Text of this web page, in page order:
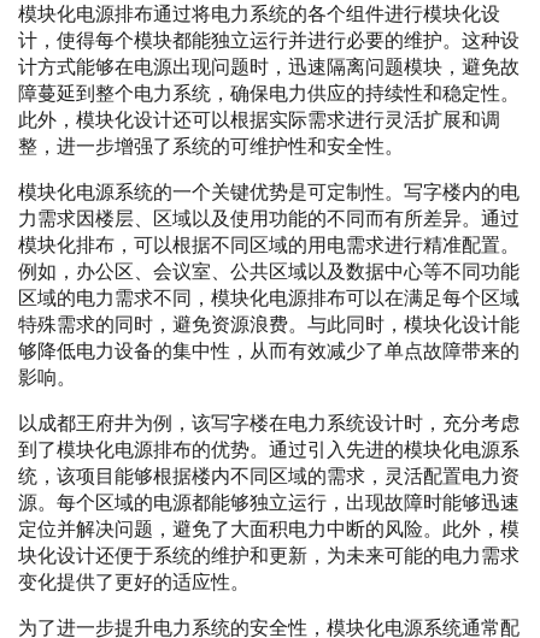
模块化电源排布通过将电力系统的各个组件进行模块化设
计，使得每个模块都能独立运行并进行必要的维护。这种设
计方式能够在电源出现问题时，迅速隔离问题模块，避免故
障蔓延到整个电力系统，确保电力供应的持续性和稳定性。
此外，模块化设计还可以根据实际需求进行灵活扩展和调
整，进一步增强了系统的可维护性和安全性。
模块化电源系统的一个关键优势是可定制性。写字楼内的电
力需求因楼层、区域以及使用功能的不同而有所差异。通过
模块化排布，可以根据不同区域的用电需求进行精准配置。
例如，办公区、会议室、公共区域以及数据中心等不同功能
区域的电力需求不同，模块化电源排布可以在满足每个区域
特殊需求的同时，避免资源浪费。与此同时，模块化设计能
够降低电力设备的集中性，从而有效减少了单点故障带来的
影响。
以成都王府井为例，该写字楼在电力系统设计时，充分考虑
到了模块化电源排布的优势。通过引入先进的模块化电源系
统，该项目能够根据楼内不同区域的需求，灵活配置电力资
源。每个区域的电源都能够独立运行，出现故障时能够迅速
定位并解决问题，避免了大面积电力中断的风险。此外，模
块化设计还便于系统的维护和更新，为未来可能的电力需求
变化提供了更好的适应性。
为了进一步提升电力系统的安全性，模块化电源系统通常配